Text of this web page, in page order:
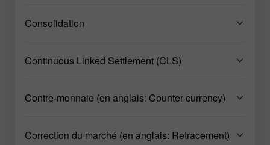
Consolidation
Continuous Linked Settlement (CLS)
Contre-monnaie (en anglais: Counter currency)
Correction du marché (en anglais: Retracement)